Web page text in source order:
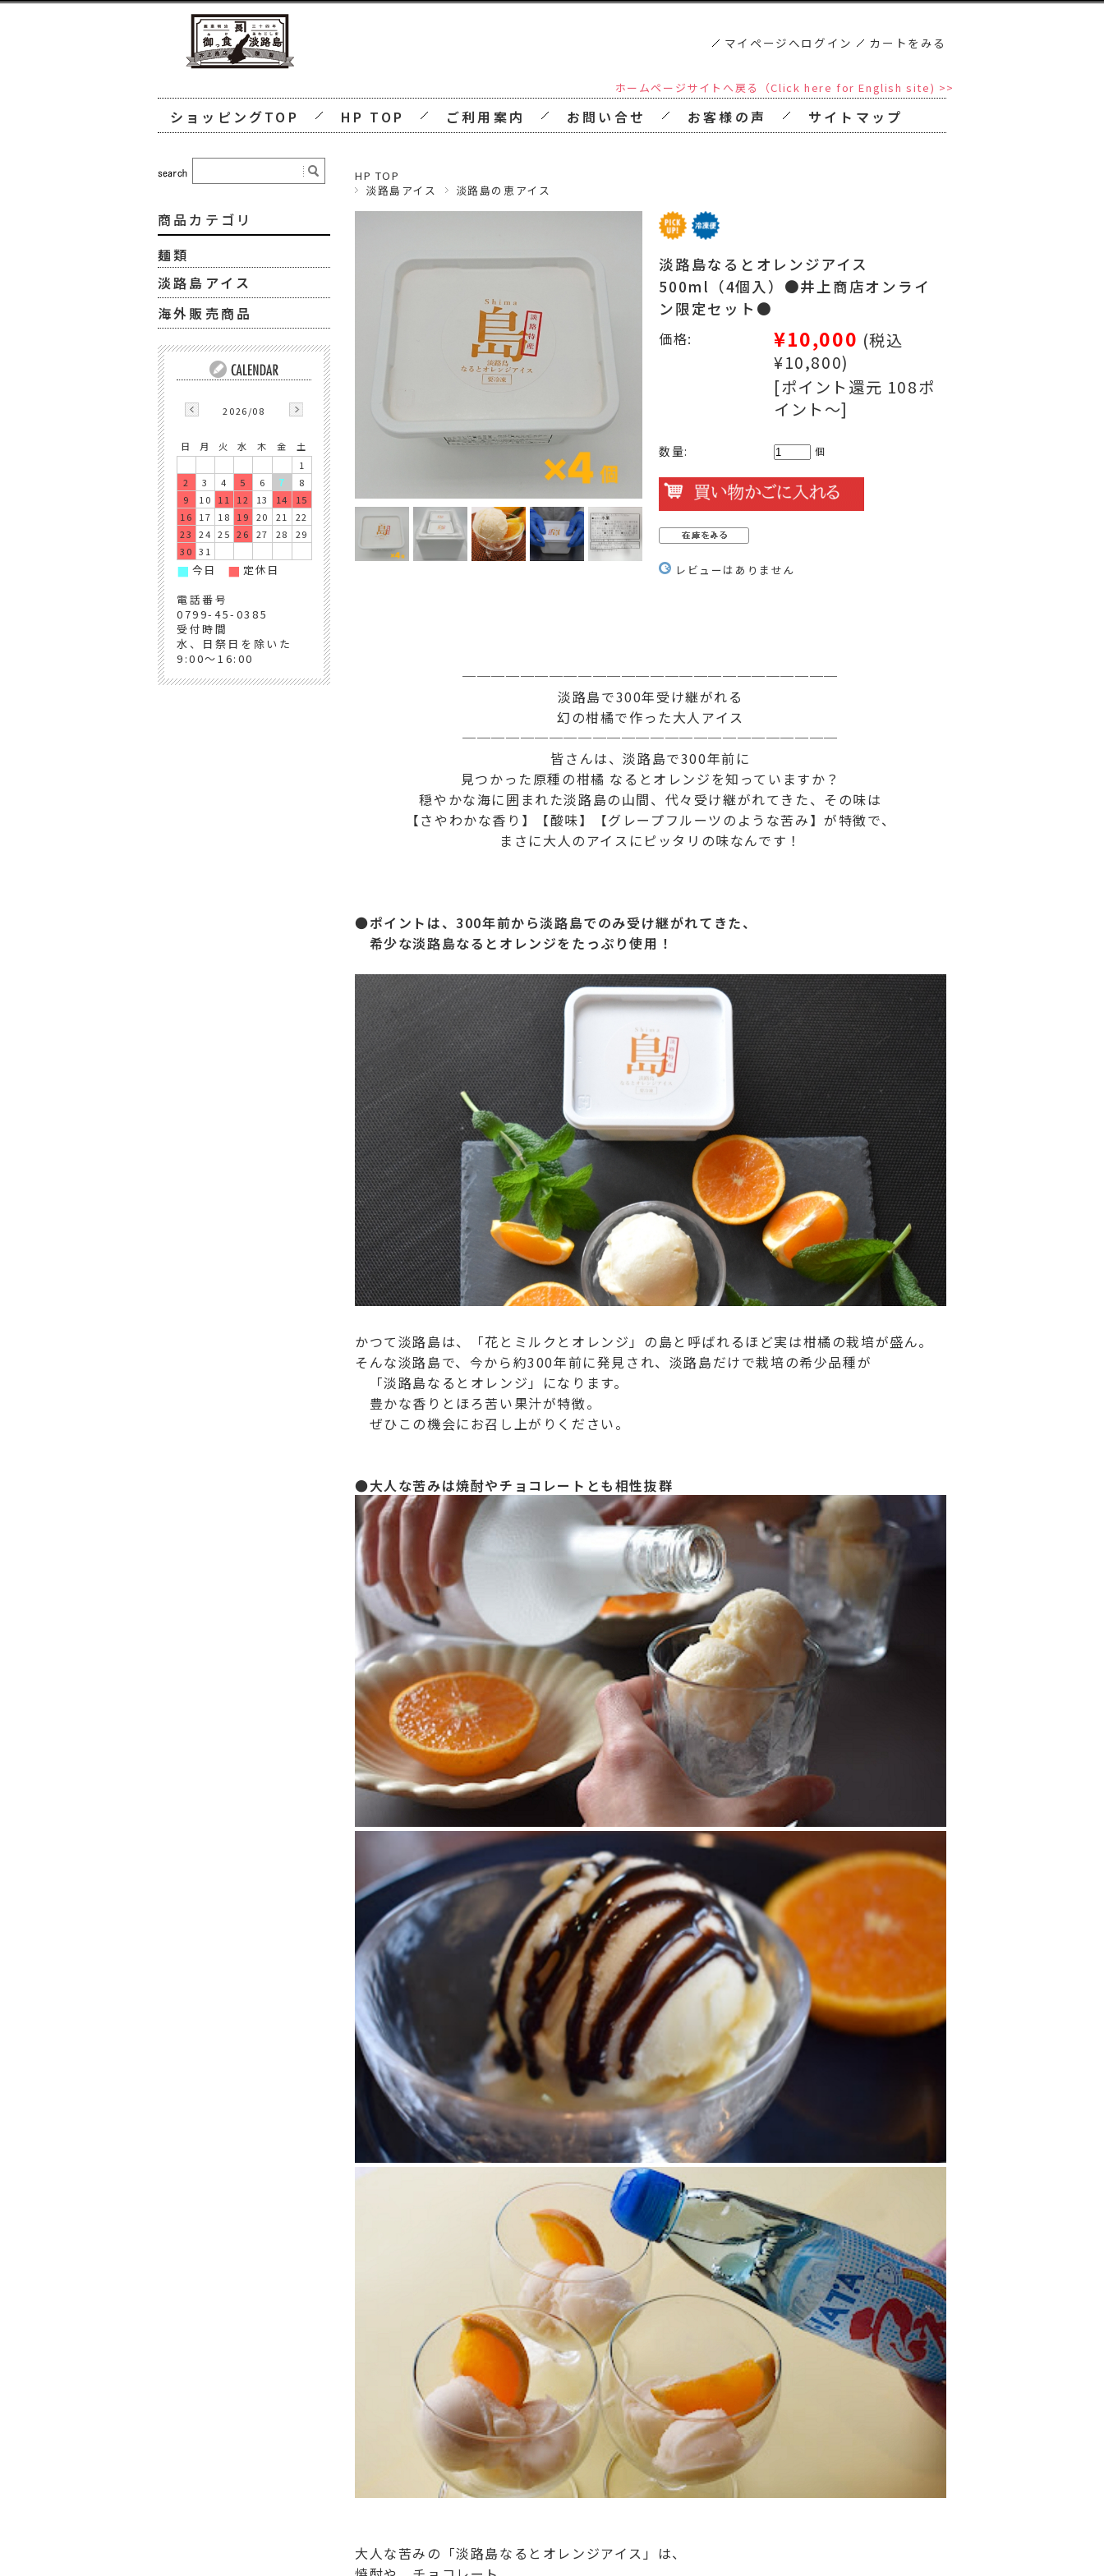
マイページへログイン カートをみる
ホームページサイトへ戻る（Click here for English site) >>
ショッピングTOP HP TOP ご利用案内 お問い合せ お客様の声 サイトマップ
HP TOP
淡路島アイス
淡路島の恵アイス
淡路島なるとオレンジアイス
500ml（4個入）●井上商店オンライ
ン限定セット●
価格: ¥10,000 (税込
¥10,800)
[ポイント還元 108ポ
イント～]
数量: 個
レビューはありません
──────────────────────────
淡路島で300年受け継がれる
幻の柑橘で作った大人アイス
──────────────────────────
皆さんは、淡路島で300年前に
見つかった原種の柑橘 なるとオレンジを知っていますか？
穏やかな海に囲まれた淡路島の山間、代々受け継がれてきた、その味は
【さやわかな香り】【酸味】【グレープフルーツのような苦み】が特徴で、
まさに大人のアイスにピッタリの味なんです！
●ポイントは、300年前から淡路島でのみ受け継がれてきた、
希少な淡路島なるとオレンジをたっぷり使用！
かつて淡路島は、「花とミルクとオレンジ」の島と呼ばれるほど実は柑橘の栽培が盛ん。
そんな淡路島で、今から約300年前に発見され、淡路島だけで栽培の希少品種が
「淡路島なるとオレンジ」になります。
豊かな香りとほろ苦い果汁が特徴。
ぜひこの機会にお召し上がりください。
●大人な苦みは焼酎やチョコレートとも相性抜群
大人な苦みの「淡路島なるとオレンジアイス」は、
商品カテゴリ
麺類
淡路島アイス
海外販売商品
2026/08
日 月 火 水 木 金
土
1
2
3 4 5 6 7
8
9
10 11 12 13 14
15
16
17 18 19 20 21
22
23
24 25 26 27 28
29
30 31
■ 今日 ■ 定休日
電話番号
0799-45-0385
受付時間
水、日祭日を除いた
9:00～16:00